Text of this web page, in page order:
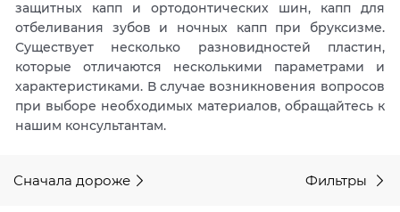
защитных капп и ортодонтических шин, капп для
отбеливания зубов и ночных капп при бруксизме.
Существует несколько разновидностей пластин,
которые отличаются несколькими параметрами и
характеристиками. В случае возникновения вопросов
при выборе необходимых материалов, обращайтесь к
нашим консультантам.
Сначала дороже Фильтры